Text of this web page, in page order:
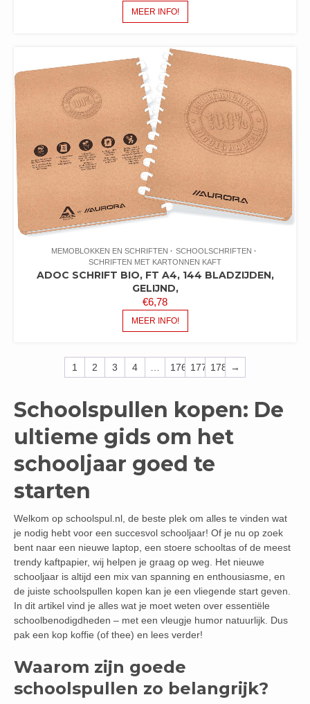
MEER INFO!
MEMOBLOKKEN EN SCHRIFTEN
SCHOOLSCHRIFTEN
SCHRIFTEN MET KARTONNEN KAFT
ADOC SCHRIFT BIO, FT A4, 144 BLADZIJDEN,
GELIJND,
€6,78
MEER INFO!
1 2 3 4 176 177 178 →
Schoolspullen kopen: De
ultieme gids om het
schooljaar goed te
starten
Welkom op schoolspul.nl, de beste plek om alles te vinden wat
je nodig hebt voor een succesvol schooljaar! Of je nu op zoek
bent naar een nieuwe laptop, een stoere schooltas of de meest
trendy kaftpapier, wij helpen je graag op weg. Het nieuwe
schooljaar is altijd een mix van spanning en enthousiasme, en
de juiste schoolspullen kopen kan je een vliegende start geven.
In dit artikel vind je alles wat je moet weten over essentiële
schoolbenodigdheden – met een vleugje humor natuurlijk. Dus
pak een kop koffie (of thee) en lees verder!
Waarom zijn goede
schoolspullen zo belangrijk?